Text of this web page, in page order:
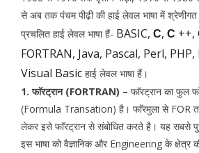
से अब तक पंचम पीढ़ी की हाई लेवल भाषा में
प्रचलित हाई लेवल भाषा हैं- BASIC, C, C ++,
FORTRAN, Java, Pascal, Perl,
Visual Basic हाई लेवल भाषा हैं।
1. फाॅरट्रान (FORTRAN) – फाॅरट्रान का फुल
(Formula Transation) है। फाॅरमुला से FOR
लेकर इसे फाॅरट्रान से संबोधित करते है। यह सबसे
इस भाषा को वैज्ञानिक और Engineering के क्षेत्र